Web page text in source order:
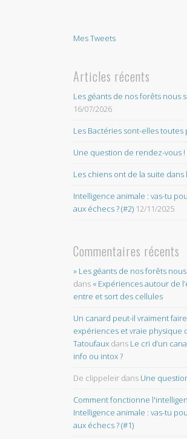
Mes Tweets
Articles récents
Les géants de nos forêts nous
16/07/2026
Les Bactéries sont-elles toutes
Une question de rendez-vous !
Les chiens ont de la suite dans
Intelligence animale : vas-tu
aux échecs ? (#2) 12/11/2025
Commentaires récents
» Les géants de nos forêts
dans « Expériences autour de
entre et sort des cellules
Un canard peut-il vraiment
expériences et vraie physique
Tatoufaux dans Le cri d’un
info ou intox ?
De clippeleir dans Une
Comment fonctionne
Intelligence animale : vas-tu
aux échecs ? (#1)